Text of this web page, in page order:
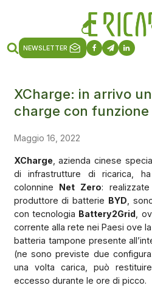
NEWSLETTER
XCharge: in arrivo
charge con
Maggio 16, 2022
XCharge , azienda cinese
di infrastrutture di ricarica,
colonnine Net Zero:
produttore di batterie BYD ,
con tecnologia Battery2Grid ,
corrente alla rete nei Paesi ove
batteria tampone presente
(ne sono previste due
una volta carica, può
eccesso durante le ore di picco.